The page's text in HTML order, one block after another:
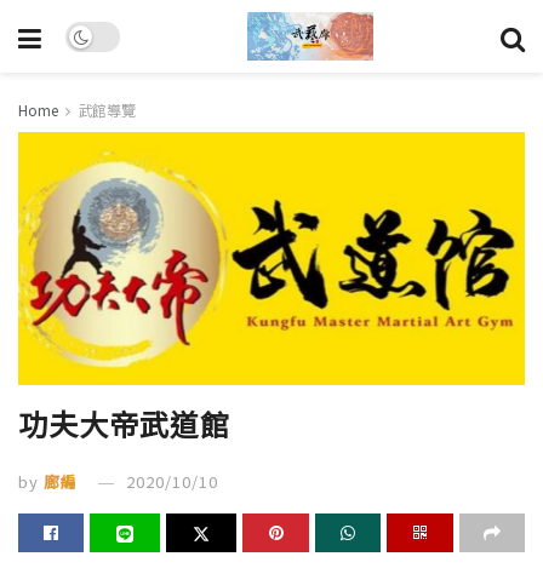
Home 武館導覽
功夫大帝武道館
by 廊編 2020/10/10